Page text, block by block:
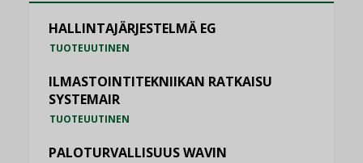
HALLINTAJÄRJESTELMÄ EG
TUOTEUUTINEN
ILMASTOINTITEKNIIKAN RATKAISU
SYSTEMAIR
TUOTEUUTINEN
PALOTURVALLISUUS WAVIN